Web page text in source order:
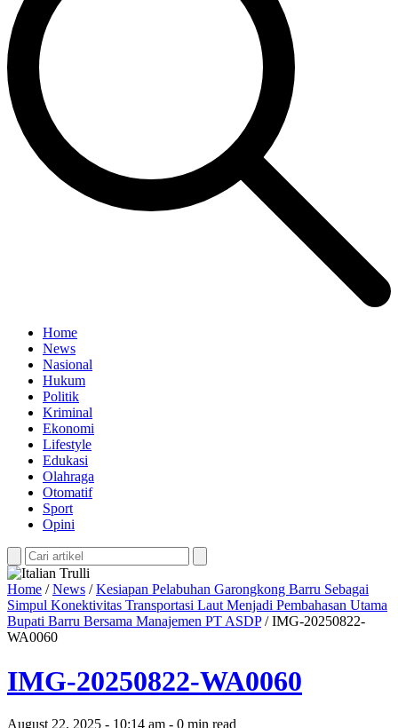
Home
News
Nasional
Hukum
Politik
Kriminal
Ekonomi
Lifestyle
Edukasi
Olahraga
Otomatif
Sport
Opini
Home /News /Kesiapan Pelabuhan Garongkong Barru Sebagai
Simpul Konektivitas Transportasi Laut Menjadi Pembahasan Utama
Bupati Barru Bersama Manajemen PT ASDP/IMG-20250822-
WA0060
IMG-20250822-WA0060
August 22, 2025 - 10:14 am - 0 min read